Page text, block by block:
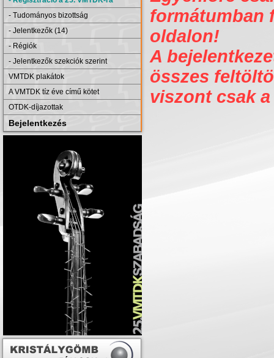
- Tudományos bizottság
- Jelentkezők (14)
- Régiók
- Jelentkezők szekciók szerint
VMTDK plakátok
A VMTDK tíz éve című kötet
OTDK-díjazottak
Bejelentkezés
formátumban
oldalon!
A
összes
viszont csak